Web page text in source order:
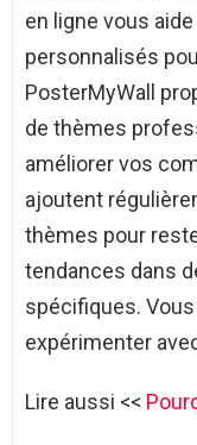
en ligne vous
personnalisés
PosterMyWall
de thèmes
améliorer vos
ajoutent
thèmes pour
tendances dans
spécifiques.
expérimenter
Lire aussi <<